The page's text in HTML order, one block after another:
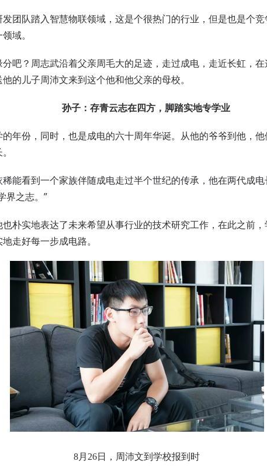
队踏入智慧物联领域，这是个很热门的行业，但是也是个竞
域。
？周志武沿着父亲周毛大的足迹，走过成电，走近长虹，在
的儿子周沛文来到这个他和他父亲的母校。
孙子：存青云志在四方，脚踏实地专学业
份，同时，也是成电的六十周年华诞。从他的爷爷到他，他
看到一个家族伴随成电走过半个世纪的传承，他在两代成电
界之志。”
实地表达了未来希望从事行业的技术研究工作，在此之前，
走好每一步成电路。
8月26日，周沛文到学校报到时